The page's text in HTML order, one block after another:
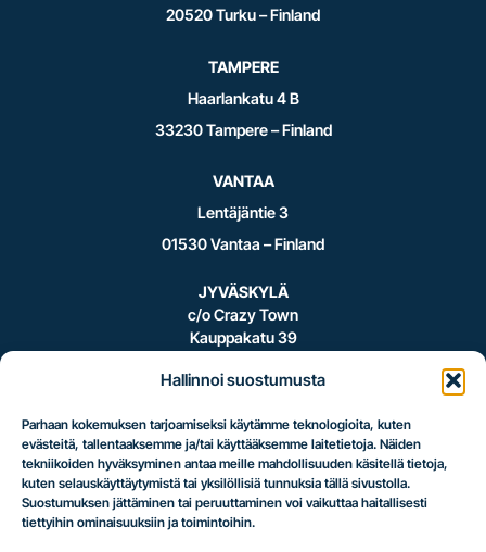
Hallinnoi suostumusta
Parhaan kokemuksen tarjoamiseksi käytämme teknologioita, kuten
evästeitä, tallentaaksemme ja/tai käyttääksemme laitetietoja. Näiden
tekniikoiden hyväksyminen antaa meille mahdollisuuden käsitellä tietoja,
kuten selauskäyttäytymistä tai yksilöllisiä tunnuksia tällä sivustolla.
Suostumuksen jättäminen tai peruuttaminen voi vaikuttaa haitallisesti
tiettyihin ominaisuuksiin ja toimintoihin.
20520 Turku – Finland
TAMPERE
Haarlankatu 4 B
33230 Tampere – Finland
VANTAA
Lentäjäntie 3
01530 Vantaa – Finland
JYVÄSKYLÄ
c/o Crazy Town
Kauppakatu 39
Logistiikan